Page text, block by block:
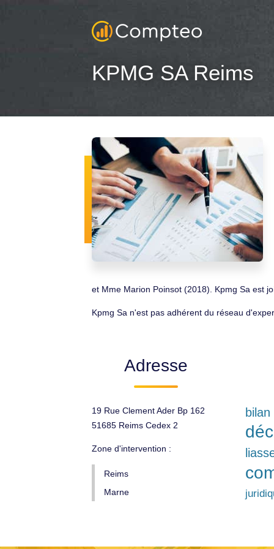
KPMG SA Reims
et Mme Marion Poinsot (2018). Kpmg Sa est
Kpmg Sa n'est pas adhérent du réseau
Adresse
19 Rue Clement Ader Bp 162
51685 Reims Cedex 2
Zone d'intervention :
Reims
Marne